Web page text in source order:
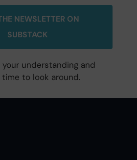
NEWSLETTER ON
SUBSTACK
your understanding and
to look around.